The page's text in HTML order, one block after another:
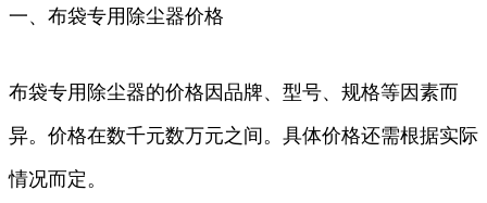
一、布袋专用除尘器价格
布袋专用除尘器的价格因品牌、型号、规格等因素而
异。价格在数千元数万元之间。具体价格还需根据实际
情况而定。